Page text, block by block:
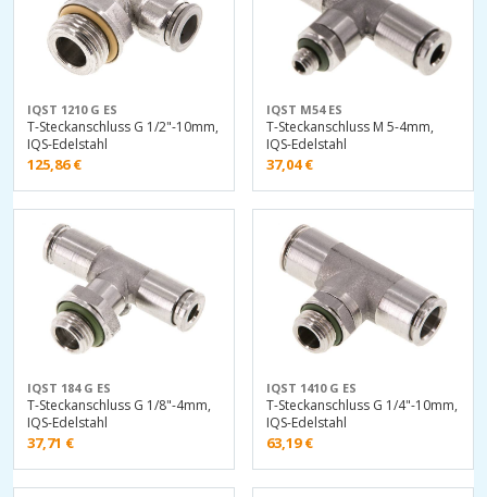
IQST 1210 G ES
T-Steckanschluss G 1/2"-10mm,
IQS-Edelstahl
125,86€
IQST M54 ES
T-Steckanschluss M 5-4mm,
IQS-Edelstahl
37,04€
IQST 184 G ES
T-Steckanschluss G 1/8"-4mm,
IQS-Edelstahl
37,71 €
IQST 1410 G ES
T-Steckanschluss G 1/4"-10mm,
IQS-Edelstahl
63,19€